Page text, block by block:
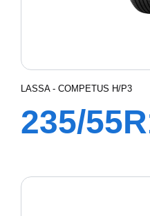
LASSA - COMPETUS H/P3
235/